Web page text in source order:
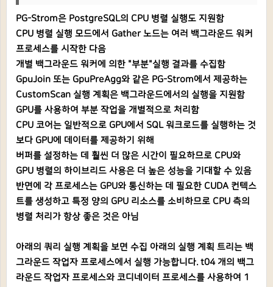
PG-Strom은 PostgreSQL의 CPU 병렬 실행도 지원함
CPU 병렬 실행 모드에서 Gather 노드는 여러 백그라운드 워커
프로세스를 시작한 다음
개별 백그라운드 워커에 의한 "부분"실행 결과를 수집함
GpuJoin 또는 GpuPreAgg와 같은 PG-Strom에서 제공하는
CustomScan 실행 계획은 백그라운드에서의 실행을 지원함
GPU를 사용하여 부분 작업을 개별적으로 처리함
CPU 코어는 일반적으로 GPU에서 SQL 워크로드를 실행하는 것
보다 GPU에 데이터를 제공하기 위해
버퍼를 설정하는 데 훨씬 더 많은 시간이 필요하므로 CPU와
GPU 병렬의 하이브리드 사용은 더 높은 성능을 기대할 수 있음
반면에 각 프로세스는 GPU와 통신하는 데 필요한 CUDA 컨텍스
트를 생성하고 특정 양의 GPU 리소스를 소비하므로 CPU 측의
병렬 처리가 항상 좋은 것은 아님
아래의 쿼리 실행 계획을 보면 수집 아래의 실행 계획 트리는 백
그라운드 작업자 프로세스에서 실행 가능합니다. t04 개의 백그
라운드 작업자 프로세스와 코디네이터 프로세스를 사용하여 1